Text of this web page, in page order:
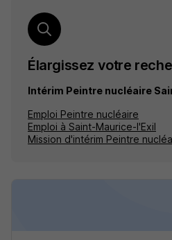
Élargissez votre
Intérim Peintre nucléaire
Emploi Peintre nucléaire
Emploi à Saint-Maurice-l'Exil
Mission d'intérim Peintre